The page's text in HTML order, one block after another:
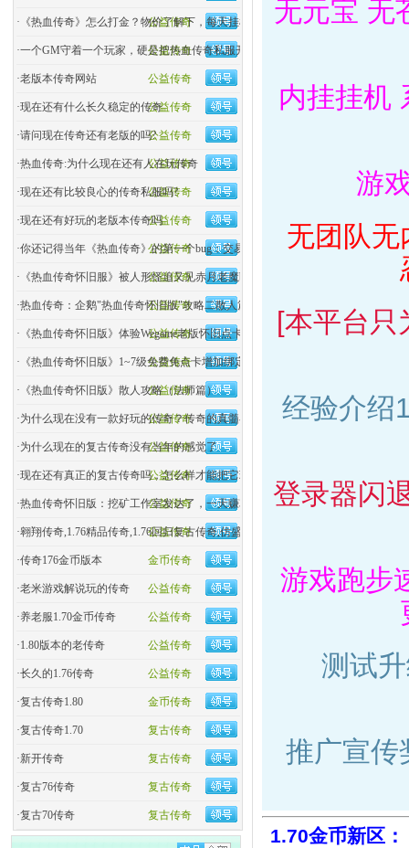
公益传奇
· 《热血传奇》怎么打金？物价了解下，每天挂机挣个烟钱
公益传奇
·一个GM守着一个玩家，硬是把热血传奇私服开了两年！
公益传奇
·老版本传奇网站
公益传奇
·现在还有什么长久稳定的传奇
公益传奇
·请问现在传奇还有老版的吗?
公益传奇
·热血传奇:为什么现在还有人在玩传奇
公益传奇
·现在还有比较良心的传奇私服吗?
公益传奇
·现在还有好玩的老版本传奇吗
公益传奇
·你还记得当年《热血传奇》的第一个bug：交易bug吗？
公益传奇
· 《热血传奇怀旧服》被人形怪追又见赤月老魔boss
公益传奇
·热血传奇：企鹅"热血传奇怀旧版"攻略二散人篇（战士）
公益传奇
· 《热血传奇怀旧版》体验Wegame老版怀旧点卡模式1.76依
公益传奇
· 《热血传奇怀旧版》1~7级免费免点卡增加绑定金币
公益传奇
· 《热血传奇怀旧版》散人攻略（法师篇）
公益传奇
·为什么现在没有一款好玩的传奇？传奇的真髓在哪？
公益传奇
·为什么现在的复古传奇没有当年的感觉了
公益传奇
·现在还有真正的复古传奇吗，怎么样才能把它玩好
公益传奇
·热血传奇怀旧版：挖矿工作室发达了，一天赚3000
公益传奇
·翱翔传奇,1.76精品传奇,1.76回归复古传奇,仿盛大热血�
金币传奇
·传奇176金币版本
公益传奇
·老米游戏解说玩的传奇
公益传奇
·养老服1.70金币传奇
公益传奇
·1.80版本的老传奇
公益传奇
·长久的1.76传奇
金币传奇
·复古传奇1.80
复古传奇
·复古传奇1.70
复古传奇
·新开传奇
复古传奇
·复古76传奇
复古传奇
·复古70传奇
无元宝 无
内挂挂机
游
无团队无
[本平台只
经验介绍
登录器闪
游戏跑步
测试
推广宣传
1.70金币新区